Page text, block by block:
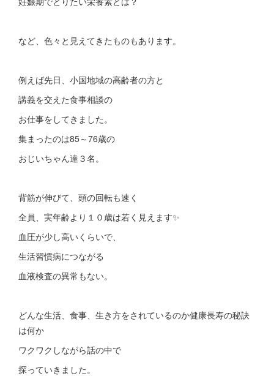
など、色々と見えてきたものもあります。
例えば先日、小国地域の高齢者の方と
講義を交えた食事相談の
お仕事をしてきました。
集まったのは85～76歳の
おじいちゃん達３名。
背筋が伸びて、頭の回転も速く
全員、実年齢より１０歳は若く見えます✨
血圧が少し高いくらいで、
生活習慣病につながる
血液検査の異常もない。
どんな生活、食事、生き方をされているのか健康長寿の秘訣
は何か
ワクワクしながら話の中で
探っていきました。